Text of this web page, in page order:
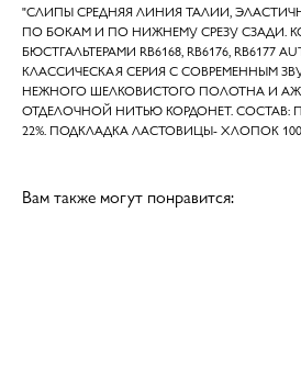
"СЛИПЫ СРЕДНЯЯ ЛИНИЯ ТАЛИИ,
ПО БОКАМ И ПО НИЖНЕМУ СРЕЗУ СЗАДИ.
БЮСТГАЛЬТЕРАМИ RB6168, RB6176, RB6177
КЛАССИЧЕСКАЯ СЕРИЯ С СОВРЕМЕННЫМ
НЕЖНОГО ШЕЛКОВИСТОГО ПОЛОТНА И
ОТДЕЛОЧНОЙ НИТЬЮ КОРДОНЕТ. СОСТАВ:
22%. ПОДКЛАДКА ЛАСТОВИЦЫ- ХЛОПОК
Вам также могут понравится: